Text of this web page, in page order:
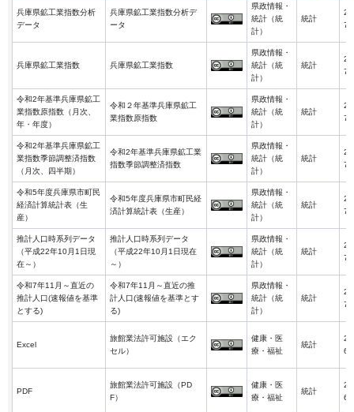
兵庫県鉱工業指数分析
データ
兵庫県鉱工業指数分析デ
ータ
県政情報・
統計（統
計）
統計
7-
兵庫県鉱工業指数 兵庫県鉱工業指数
県政情報・
統計（統
計）
統計
7-
令和2年基準兵庫県鉱工
業指数原指数（月次、
年・年度）
令和２年基準兵庫県鉱工
業指数原指数
県政情報・
統計（統
計）
統計
7-
令和2年基準兵庫県鉱工
業指数季節調整済指数
（月次、四半期）
令和2年基準兵庫県鉱工業
指数季節調整済指数
県政情報・
統計（統
計）
統計
7-
令和5年度兵庫県市町民
経済計算統計表（生
産）
令和5年度兵庫県市町民経
済計算統計表（生産）
県政情報・
統計（統
計）
統計
7-
推計人口時系列データ
（平成22年10月1日現
在～）
推計人口時系列データ
（平成22年10月1日現在
～）
県政情報・
統計（統
計）
統計
7-
令和7年11月～直近の
推計人口(速報値を基準
とする)
令和7年11月～直近の推
計人口(速報値を基準とす
る)
県政情報・
統計（統
計）
統計
7-
Excel
旅館業法許可施設（エク
セル）
健康・医
療・福祉
統計
6-
PDF
旅館業法許可施設（PD
F）
健康・医
療・福祉
統計
6-